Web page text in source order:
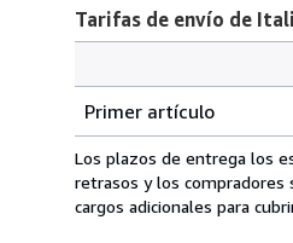
Tarifas de envío de
de
envío
de
Italia
pedido
Primer artículo
Los plazos de entrega los
retrasos y los compradores
cargos adicionales para